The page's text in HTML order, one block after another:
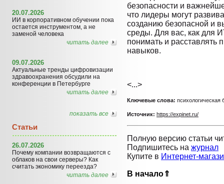
20.07.2026
ИИ в корпоративном обучении пока
остается инструментом, а не
заменой человека
читать далее
09.07.2026
Актуальные тренды цифровизации
здравоохранения обсудили на
конференции в Петербурге
читать далее
показать все
Статьи
26.07.2026
Почему компании возвращаются с
облаков на свои серверы? Как
считать экономику переезда?
читать далее
безопасности и
что лидеры могут
созданию безопасной и
среды. Для вас, как для
понимать и расставлять
навыков.
<...>
Ключевые слова: психологическая
Источник: https://expinet.ru/
Полную версию статьи
Подпишитесь на журнал
Купите в Интернет-
В начало⇑